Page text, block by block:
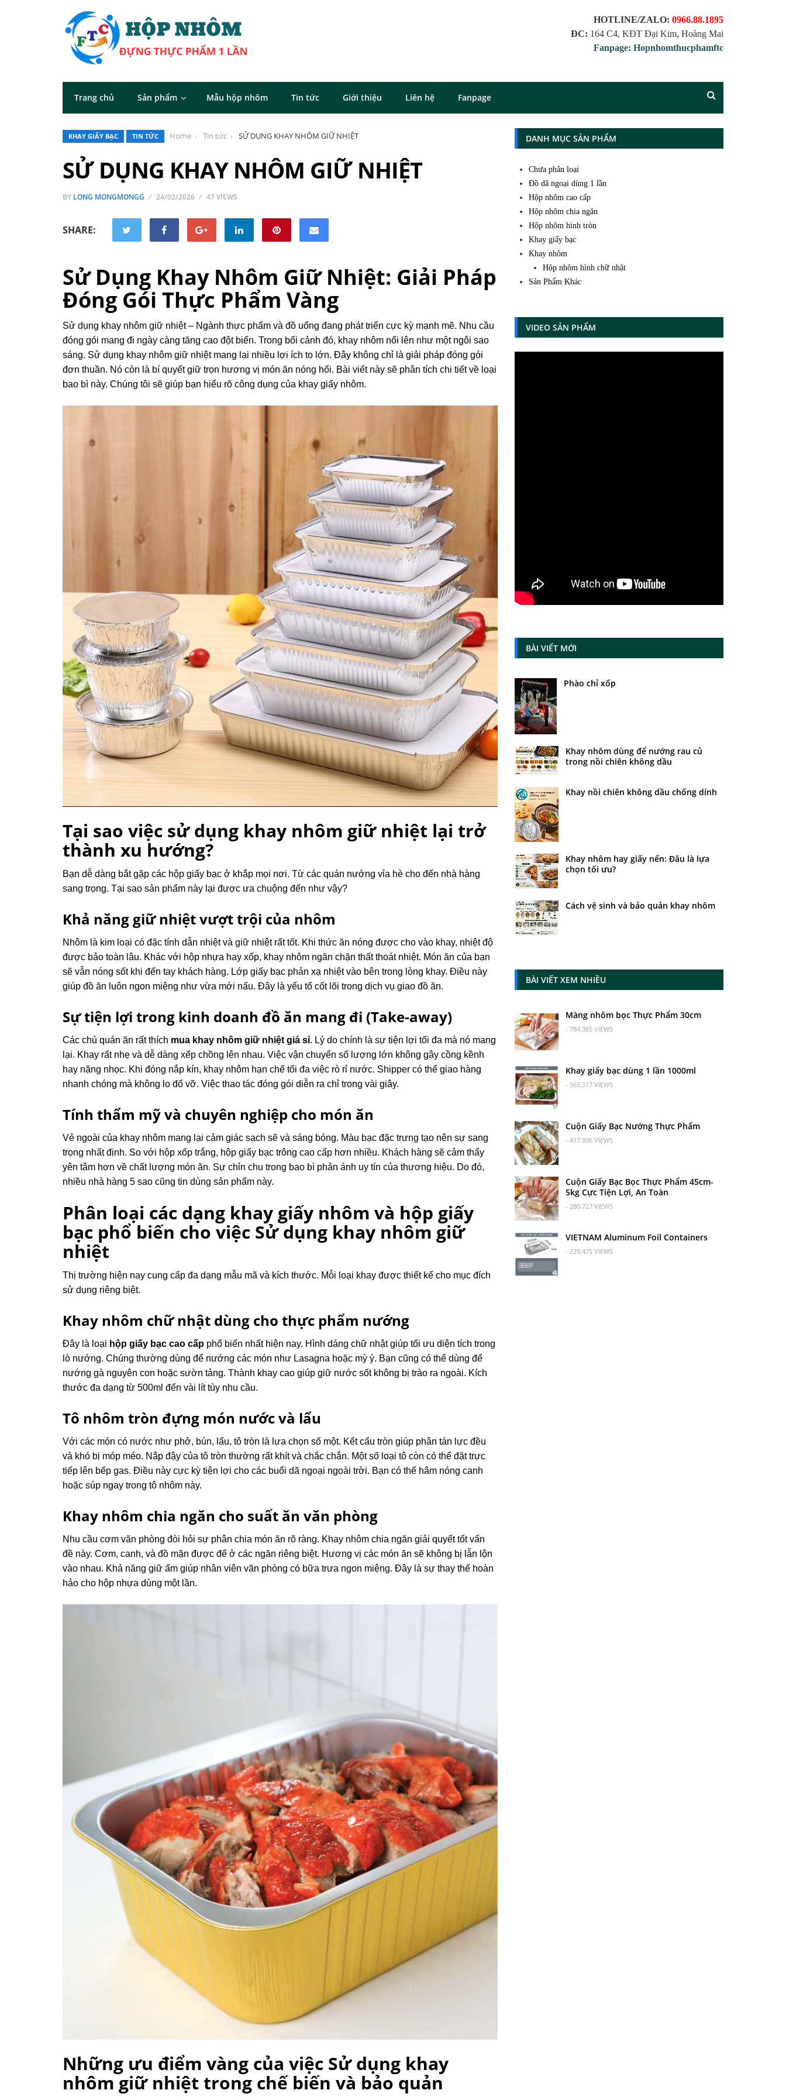
HOTLINE/ZALO: 0966.88.1895
ĐC: 164 C4, KĐT Đại Kim, Hoàng Mai
Fanpage: Hopnhomthucphamftc
Trang chủ Sản phẩm Mẫu hộp nhôm Tin tức Giới thiệu Liên hệ Fanpage
KHAY GIẤY BẠC TIN TỨC Home Tin tức SỬ DỤNG KHAY NHÔM GIỮ NHIỆT
SỬ DỤNG KHAY NHÔM GIỮ NHIỆT
BY LONG MONGMONGG 24/02/2026 47 VIEWS
SHARE:
Sử Dụng Khay Nhôm Giữ Nhiệt: Giải Pháp
Đóng Gói Thực Phẩm Vàng
Sử dụng khay nhôm giữ nhiệt – Ngành thực phẩm và đồ uống đang phát triển cực kỳ mạnh mẽ. Nhu cầu
đóng gói mang đi ngày càng tăng cao đột biến. Trong bối cảnh đó, khay nhôm nổi lên như một ngôi sao
sáng. Sử dụng khay nhôm giữ nhiệt mang lại nhiều lợi ích to lớn. Đây không chỉ là giải pháp đóng gói
đơn thuần. Nó còn là bí quyết giữ trọn hương vị món ăn nóng hổi. Bài viết này sẽ phân tích chi tiết về loại
bao bì này. Chúng tôi sẽ giúp bạn hiểu rõ công dụng của khay giấy nhôm.
Tại sao việc sử dụng khay nhôm giữ nhiệt lại trở
thành xu hướng?
Bạn dễ dàng bắt gặp các hộp giấy bạc ở khắp mọi nơi. Từ các quán nướng vỉa hè cho đến nhà hàng
sang trọng. Tại sao sản phẩm này lại được ưa chuộng đến như vậy?
Khả năng giữ nhiệt vượt trội của nhôm
Nhôm là kim loại có đặc tính dẫn nhiệt và giữ nhiệt rất tốt. Khi thức ăn nóng được cho vào khay, nhiệt độ
được bảo toàn lâu. Khác với hộp nhựa hay xốp, khay nhôm ngăn chặn thất thoát nhiệt. Món ăn của bạn
sẽ vẫn nóng sốt khi đến tay khách hàng. Lớp giấy bạc phản xạ nhiệt vào bên trong lòng khay. Điều này
giúp đồ ăn luôn ngon miệng như vừa mới nấu. Đây là yếu tố cốt lõi trong dịch vụ giao đồ ăn.
Sự tiện lợi trong kinh doanh đồ ăn mang đi (Take-away)
Các chủ quán ăn rất thích mua khay nhôm giữ nhiệt giá sỉ. Lý do chính là sự tiện lợi tối đa mà nó mang
lại. Khay rất nhẹ và dễ dàng xếp chồng lên nhau. Việc vận chuyển số lượng lớn không gây cồng kềnh
hay nặng nhọc. Khi đóng nắp kín, khay nhôm hạn chế tối đa việc rò rỉ nước. Shipper có thể giao hàng
nhanh chóng mà không lo đổ vỡ. Việc thao tác đóng gói diễn ra chỉ trong vài giây.
Tính thẩm mỹ và chuyên nghiệp cho món ăn
Vẻ ngoài của khay nhôm mang lại cảm giác sạch sẽ và sáng bóng. Màu bạc đặc trưng tạo nên sự sang
trọng nhất định. So với hộp xốp trắng, hộp giấy bạc trông cao cấp hơn nhiều. Khách hàng sẽ cảm thấy
yên tâm hơn về chất lượng món ăn. Sự chỉn chu trong bao bì phản ánh uy tín của thương hiệu. Do đó,
nhiều nhà hàng 5 sao cũng tin dùng sản phẩm này.
Phân loại các dạng khay giấy nhôm và hộp giấy
bạc phổ biến cho việc Sử dụng khay nhôm giữ
nhiệt
Thị trường hiện nay cung cấp đa dạng mẫu mã và kích thước. Mỗi loại khay được thiết kế cho mục đích
sử dụng riêng biệt.
Khay nhôm chữ nhật dùng cho thực phẩm nướng
Đây là loại hộp giấy bạc cao cấp phổ biến nhất hiện nay. Hình dáng chữ nhật giúp tối ưu diện tích trong
lò nướng. Chúng thường dùng để nướng các món như Lasagna hoặc mỳ ý. Bạn cũng có thể dùng để
nướng gà nguyên con hoặc sườn tảng. Thành khay cao giúp giữ nước sốt không bị trào ra ngoài. Kích
thước đa dạng từ 500ml đến vài lít tùy nhu cầu.
Tô nhôm tròn đựng món nước và lẩu
Với các món có nước như phở, bún, lẩu, tô tròn là lựa chọn số một. Kết cấu tròn giúp phân tán lực đều
và khó bị móp méo. Nắp đậy của tô tròn thường rất khít và chắc chắn. Một số loại tô còn có thể đặt trực
tiếp lên bếp gas. Điều này cực kỳ tiện lợi cho các buổi dã ngoại ngoài trời. Bạn có thể hâm nóng canh
hoặc súp ngay trong tô nhôm này.
Khay nhôm chia ngăn cho suất ăn văn phòng
Nhu cầu cơm văn phòng đòi hỏi sự phân chia món ăn rõ ràng. Khay nhôm chia ngăn giải quyết tốt vấn
đề này. Cơm, canh, và đồ mặn được để ở các ngăn riêng biệt. Hương vị các món ăn sẽ không bị lẫn lộn
vào nhau. Khả năng giữ ấm giúp nhân viên văn phòng có bữa trưa ngon miệng. Đây là sự thay thế hoàn
hảo cho hộp nhựa dùng một lần.
Những ưu điểm vàng của việc Sử dụng khay
nhôm giữ nhiệt trong chế biến và bảo quản
DANH MỤC SẢN PHẨM
Chưa phân loại
Đồ dã ngoại dùng 1 lần
Hộp nhôm cao cấp
Hộp nhôm chia ngăn
Hộp nhôm hình tròn
Khay giấy bạc
Khay nhôm
Hộp nhôm hình chữ nhật
Sản Phẩm Khác
VIDEO SẢN PHẨM
BÀI VIẾT MỚI
Phào chỉ xốp
Khay nhôm dùng để nướng rau củ
trong nồi chiên không dầu
Khay nồi chiên không dầu chống dính
Khay nhôm hay giấy nến: Đâu là lựa
chọn tối ưu?
Cách vệ sinh và bảo quản khay nhôm
BÀI VIẾT XEM NHIỀU
Màng nhôm bọc Thực Phẩm 30cm
- 784.385 VIEWS
Khay giấy bạc dùng 1 lần 1000ml
- 563.317 VIEWS
Cuộn Giấy Bạc Nướng Thực Phẩm
- 417.996 VIEWS
Cuộn Giấy Bạc Bọc Thực Phẩm 45cm-
5kg Cực Tiện Lợi, An Toàn
- 280.727 VIEWS
VIETNAM Aluminum Foil Containers
- 229.475 VIEWS